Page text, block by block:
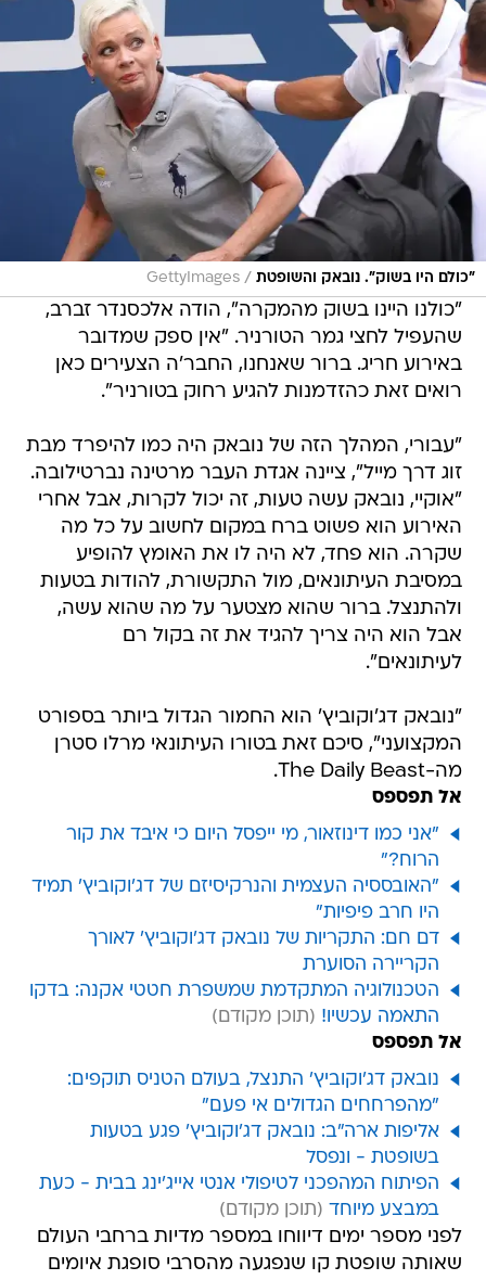
״כולם היו בשוק״. נובאק והשופטת /
GettyImages
"כולנו היינו בשוק מהמקרה", הודה אלכסנדר זברב,
שהעפיל לחצי גמר הטורניר. "אין ספק שמדובר
באירוע חריג. ברור שאנחנו, החבר'ה הצעירים כאן
רואים זאת כהזדמנות להגיע רחוק בטורניר".
"עבורי, המהלך הזה של נובאק היה כמו להיפרד מבת
זוג דרך מייל", ציינה אגדת העבר מרטינה נברטילובה.
"אוקיי, נובאק עשה טעות, זה יכול לקרות, אבל אחרי
האירוע הוא פשוט ברח במקום לחשוב על כל מה
שקרה. הוא פחד, לא היה לו את האומץ להופיע
במסיבת העיתונאים, מול התקשורת, להודות בטעות
ולהתנצל. ברור שהוא מצטער על מה שהוא עשה,
אבל הוא היה צריך להגיד את זה בקול רם
לעיתונאים".
"נובאק דג'וקוביץ' הוא החמור הגדול ביותר בספורט
המקצועני", סיכם זאת בטורו העיתונאי מרלו סטרן
מה-The Daily Beast.
אל תפספס
"אני כמו דינוזאור, מי ייפסל היום כי איבד את קור
הרוח?"
"האובססיה העצמית והנרקיסיזם של דג'וקוביץ' תמיד
היו חרב פיפיות"
דם חם: התקריות של נובאק דג'וקוביץ' לאורך
הקריירה הסוערת
הטכנולוגיה המתקדמת שמשפרת חטטי אקנה: בדקו
התאמה עכשיו!
אל תפספס
נובאק דג'וקוביץ' התנצל, בעולם הטניס תוקפים:
"מהפרחחים הגדולים אי פעם"
אליפות ארה"ב: נובאק דג'וקוביץ' פגע בטעות
בשופטת - ונפסל
הפיתוח המהפכני לטיפולי אנטי אייג'ינג בבית - כעת
במבצע מיוחד
לפני מספר ימים דיווחו במספר מדיות ברחבי העולם
שאותה שופטת קו שנפגעה מהסרבי סופגת איומים